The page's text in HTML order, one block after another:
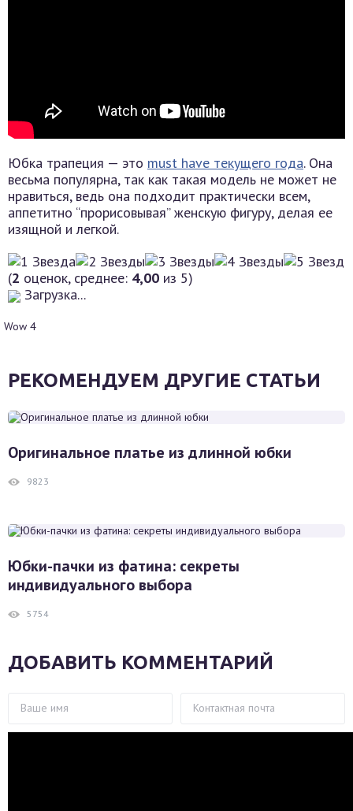
Юбка трапеция — это must have текущего года. Она
весьма популярна, так как такая модель не может не
нравиться, ведь она подходит практически всем,
аппетитно “прорисовывая” женскую фигуру, делая ее
изящной и легкой.
(2 оценок, среднее: 4,00 из 5)
Загрузка...
Wow 4
РЕКОМЕНДУЕМ ДРУГИЕ СТАТЬИ
Оригинальное платье из длинной юбки
9823
Юбки-пачки из фатина: секреты
индивидуального выбора
5754
ДОБАВИТЬ КОММЕНТАРИЙ